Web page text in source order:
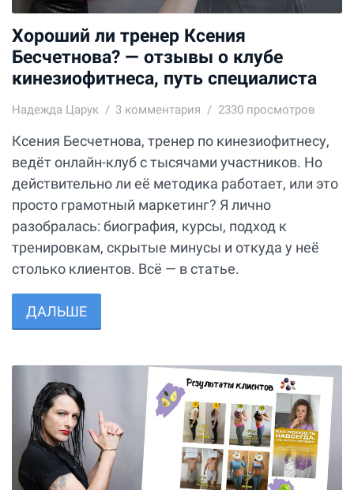
Хороший ли тренер Ксения
Бесчетнова? — отзывы о клубе
кинезиофитнеса, путь специалиста
Надежда Царук 3 комментария 2330 просмотров
Ксения Бесчетнова, тренер по кинезиофитнесу,
ведёт онлайн-клуб с тысячами участников. Но
действительно ли её методика работает, или это
просто грамотный маркетинг? Я лично
разобралась: биография, курсы, подход к
тренировкам, скрытые минусы и откуда у неё
столько клиентов. Всё — в статье.
ДАЛЬШЕ